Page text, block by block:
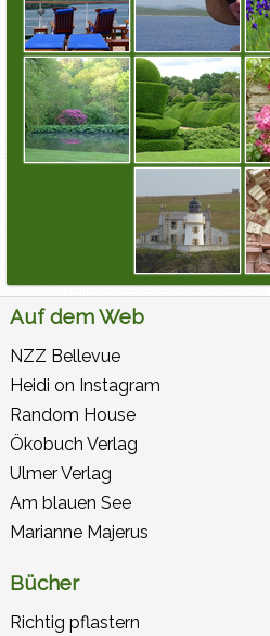
Auf dem Web
NZZ Bellevue
Heidi on Instagram
Random House
Ökobuch Verlag
Ulmer Verlag
Am blauen See
Marianne Majerus
Bücher
Richtig pflastern